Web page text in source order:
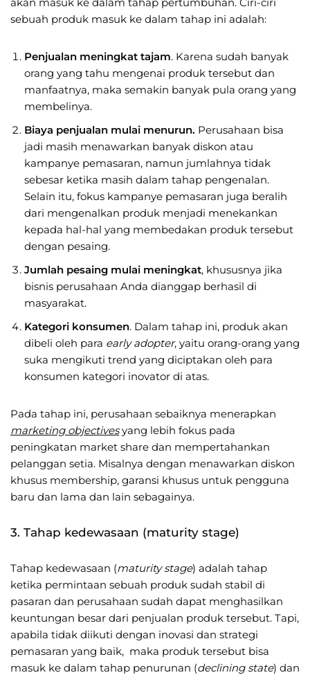
sebuah produk masuk ke dalam tahap ini adalah:
Penjualan meningkat tajam. Karena sudah banyak
orang yang tahu mengenai produk tersebut dan
manfaatnya, maka semakin banyak pula orang yang
membelinya.
Biaya penjualan mulai menurun. Perusahaan bisa
jadi masih menawarkan banyak diskon atau
kampanye pemasaran, namun jumlahnya tidak
sebesar ketika masih dalam tahap pengenalan.
Selain itu, fokus kampanye pemasaran juga beralih
dari mengenalkan produk menjadi menekankan
kepada hal-hal yang membedakan produk tersebut
dengan pesaing.
Jumlah pesaing mulai meningkat, khususnya jika
bisnis perusahaan Anda dianggap berhasil di
masyarakat.
Kategori konsumen. Dalam tahap ini, produk akan
dibeli oleh para early adopter, yaitu orang-orang yang
suka mengikuti trend yang diciptakan oleh para
konsumen kategori inovator di atas.
Pada tahap ini, perusahaan sebaiknya menerapkan
marketing objectivesyang lebih fokus pada
peningkatan market share dan mempertahankan
pelanggan setia. Misalnya dengan menawarkan diskon
khusus membership, garansi khusus untuk pengguna
baru dan lama dan lain sebagainya.
3. Tahap kedewasaan (maturity stage)
Tahap kedewasaan (maturity stage) adalah tahap
ketika permintaan sebuah produk sudah stabil di
pasaran dan perusahaan sudah dapat menghasilkan
keuntungan besar dari penjualan produk tersebut. Tapi,
apabila tidak diikuti dengan inovasi dan strategi
pemasaran yang baik, maka produk tersebut bisa
masuk ke dalam tahap penurunan (declining state) dan